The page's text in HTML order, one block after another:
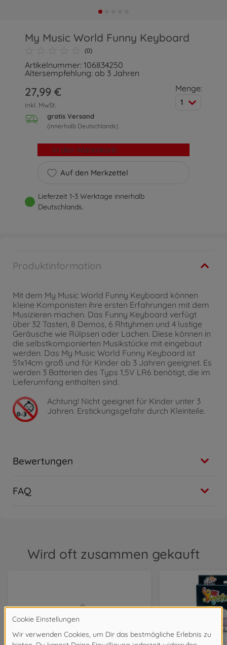
My Music World Funny Keyboard
(0)
Artikelnummer: 106834250
Altersempfehlung: ab 3 Jahren
27,99 €
inkl. MwSt.
gratis Versand
(innerhalb Deutschlands)
Menge:
1
Auf den Merkzettel
In den Warenkorb
Lieferzeit 1-3 Werktage innerhalb
Deutschlands.
Produktinformation
Mit dem My Music World Funny Keyboard können
kleine Komponisten ihre ersten Erfahrungen mit dem
Musizieren machen. Das Funny Keyboard verfügt
über 32 Tasten, 8 Demos, 6 Rhtyhmen und 4 lustige
Geräusche wie Rülpsen oder Lachen. Diese können in
die selbstkomponierten Musikstücke mit eingebaut
werden. Das My Music World Funny Keyboard ist
51x14cm groß und für Kinder ab 3 Jahren geeignet. Es
werden 3 Batterien des Typs 1,5V LR6 benötigt, die im
Lieferumfang enthalten sind.
Achtung! Nicht geeignet für Kinder unter 3
Jahren. Erstickungsgefahr durch Kleinteile.
Bewertungen
FAQ
Wird oft zusammen gekauft